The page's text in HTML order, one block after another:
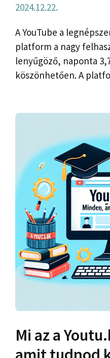
2024.12.22.
A YouTube a
platform a nagy
lenyűgöző, naponta
köszönhetően. A
Mi az a